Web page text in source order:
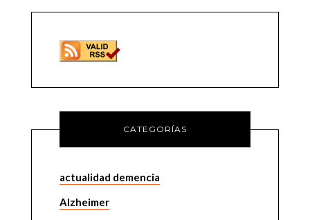
CATEGORÍAS
actualidad demencia
Alzheimer